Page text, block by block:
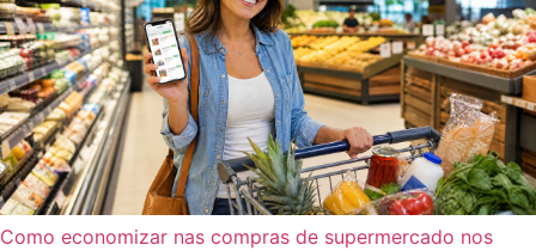
Como economizar nas compras de supermercado nos